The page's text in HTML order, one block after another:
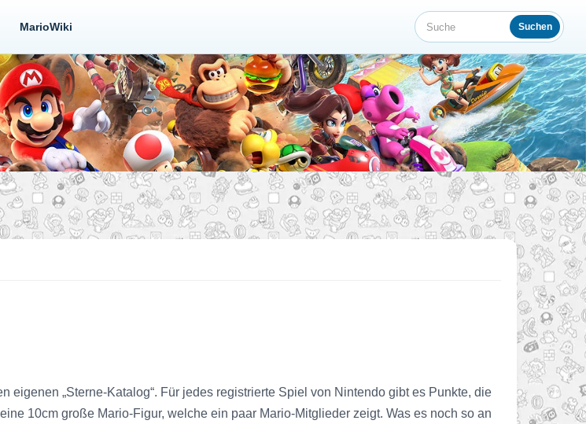
MarioWiki Suche Suchen
„Sterne-Katalog“. Für jedes registrierte Spiel von Nintendo gibt es Punkte, die
10cm große Mario-Figur, welche ein paar Mario-Mitglieder zeigt. Was es noch so an